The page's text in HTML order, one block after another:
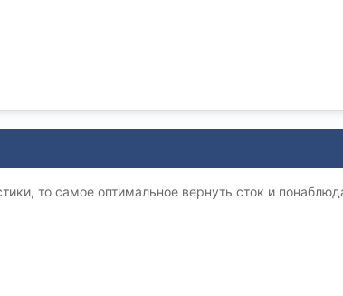
то самое оптимальное вернуть сток и